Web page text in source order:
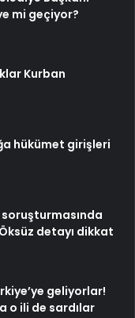
mi geçiyor?
Kurban
hükümet girişleri
soruşturmasında
detayı dikkat
geliyorlar!
o ili de sardılar